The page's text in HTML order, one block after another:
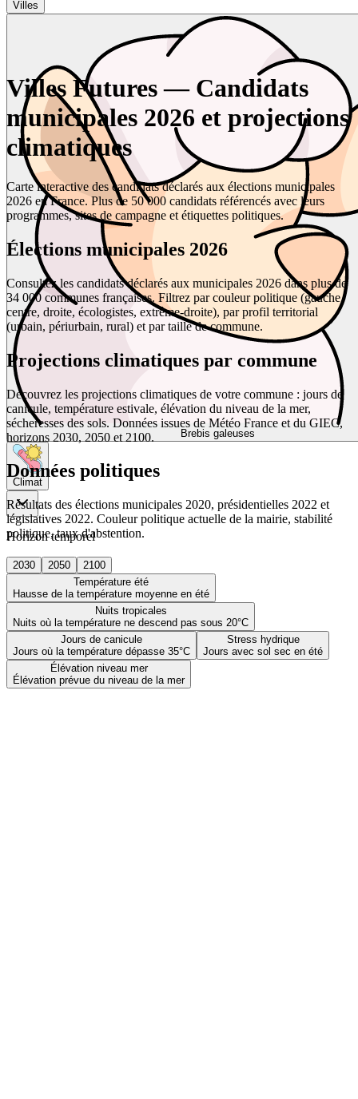
Villes
Brebis galeuses
Climat
Horizon temporel
2030 2050
2100
Température été
Hausse de la température moyenne en été
Nuits tropicales
Nuits où la température ne descend pas sous 20°C
Jours de canicule
Jours où la température dépasse 35°C
Stress hydrique
Jours avec sol sec en été
Élévation niveau mer
Élévation prévue du niveau de la mer
Villes Futures — Candidats
municipales 2026 et projections
climatiques
Carte interactive des candidats déclarés aux élections municipales
2026 en France. Plus de 50 000 candidats référencés avec leurs
programmes, sites de campagne et étiquettes politiques.
Élections municipales 2026
Consultez les candidats déclarés aux municipales 2026 dans plus de
34 000 communes françaises. Filtrez par couleur politique (gauche,
centre, droite, écologistes, extrême-droite), par profil territorial
(urbain, périurbain, rural) et par taille de commune.
Projections climatiques par commune
Découvrez les projections climatiques de votre commune : jours de
canicule, température estivale, élévation du niveau de la mer,
sécheresses des sols. Données issues de Météo France et du GIEC,
horizons 2030, 2050 et 2100.
Données politiques
Résultats des élections municipales 2020, présidentielles 2022 et
législatives 2022. Couleur politique actuelle de la mairie, stabilité
politique, taux d'abstention.